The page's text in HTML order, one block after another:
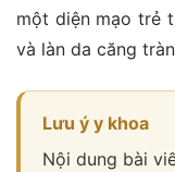
một diện mạo trẻ
và làn da căng
Lưu ý y khoa
Nội dung bài